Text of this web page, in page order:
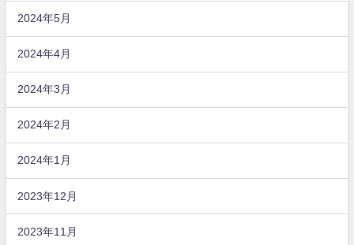
2024年5月
2024年4月
2024年3月
2024年2月
2024年1月
2023年12月
2023年11月